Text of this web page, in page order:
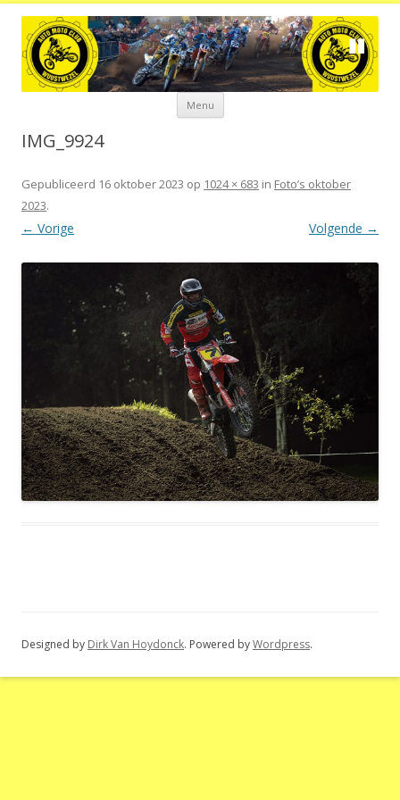
Menu Spring
de
IMG_9924
Gepubliceerd 16 oktober 2023 op 1024 × 683 in Foto’s oktober
2023.
← Vorige Volgende →
Designed by Dirk Van Hoydonck. Powered byWordpress.